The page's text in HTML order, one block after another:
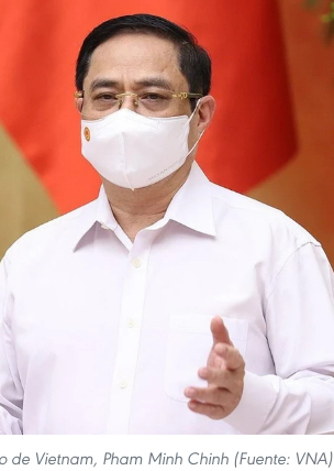
de Vietnam, Pham Minh Chinh (Fuente: VNA)